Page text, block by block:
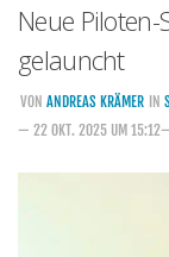
Kommende
Handytarife
BASE
Neue
gelauncht
VON ANDREAS KRÄMER IN
— 22 OKT. 2025 UM